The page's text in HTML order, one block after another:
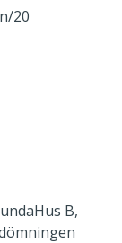
20
B,